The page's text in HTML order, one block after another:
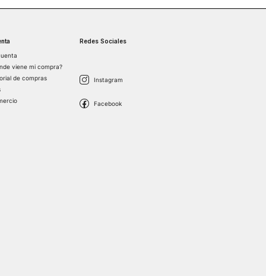
viene mi compra?
de compras
Redes Sociales